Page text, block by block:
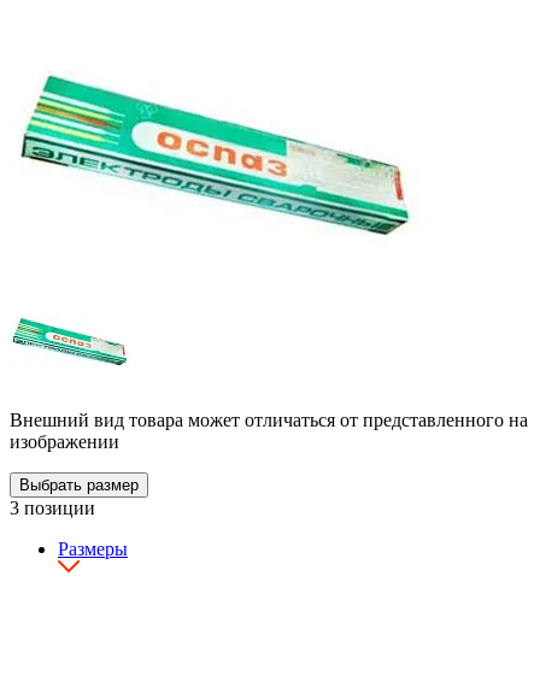
Внешний вид товара может отличаться от представленного на
изображении
Выбрать размер
3 позиции
Размеры